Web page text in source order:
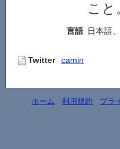
こと
言語 日本語、
Twitter camin
ホーム - 利用規約 - プラ